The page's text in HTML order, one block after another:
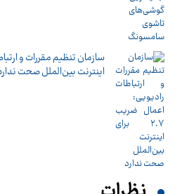
اینترنت بین‌الملل صحت